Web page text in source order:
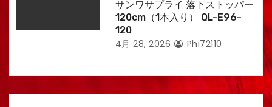
サンワサプライ 落下ストッパー
120cm（1本入り） QL-E96-
120
4月 28, 2026 Phi72110